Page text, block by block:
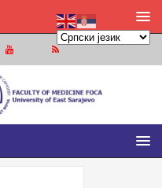
ФОЧА
У ИСТОЧНОМ